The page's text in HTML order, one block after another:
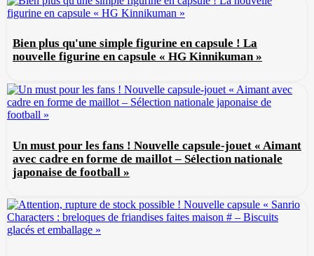
Bien plus qu'une simple figurine en capsule ! La
nouvelle figurine en capsule « HG Kinnikuman »
Un must pour les fans ! Nouvelle capsule-jouet « Aimant
avec cadre en forme de maillot – Sélection nationale
japonaise de football »